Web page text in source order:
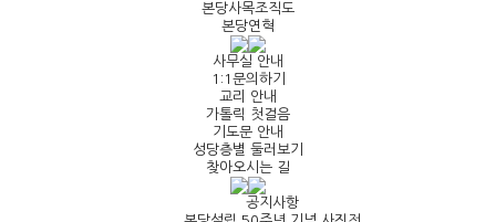
본당사목조직도
본당연혁
사무실 안내
1:1문의하기
교리 안내
가톨릭 첫걸음
기도문 안내
성당층별 둘러보기
찾아오시는 길
공지사항